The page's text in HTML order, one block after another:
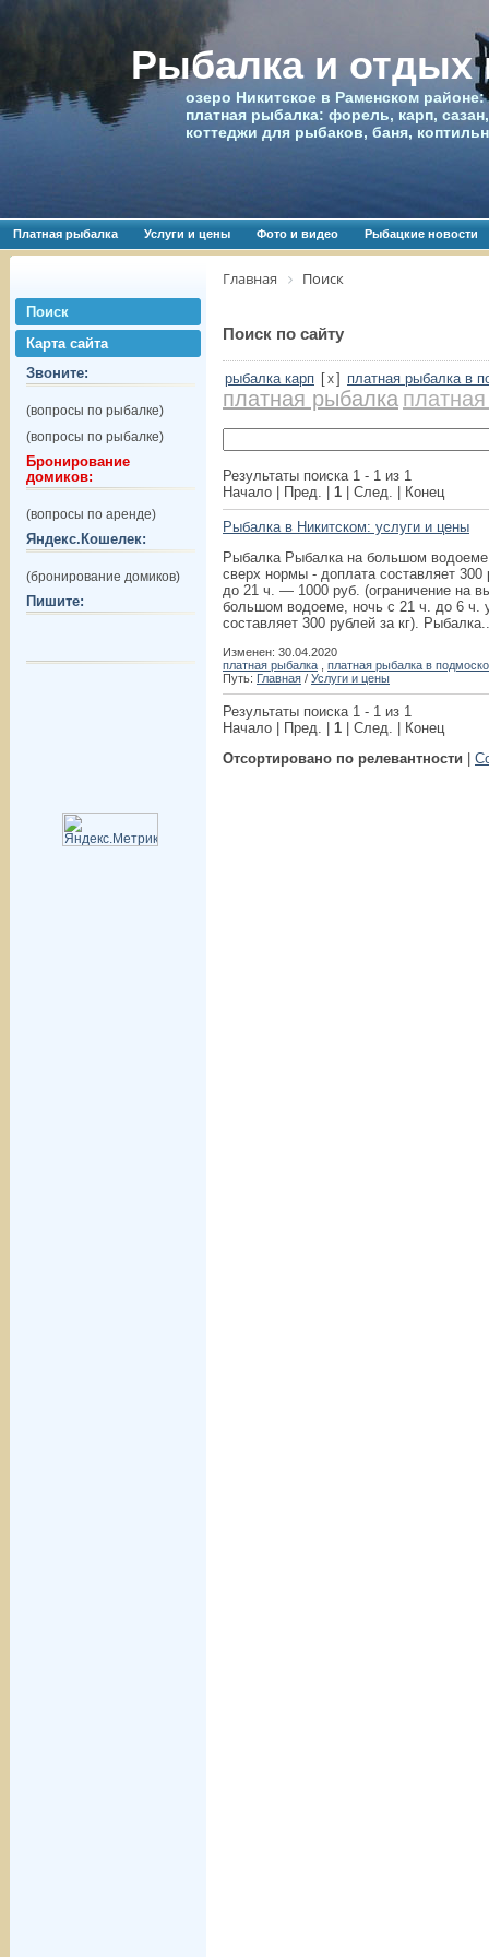
Рыбалка и отдых
озеро Никитское в Раменском
платная рыбалка: форель, карп,
коттеджи для рыбаков, баня,
Платная рыбалка Услуги и цены Фото и видео Рыбацкие новости
Поиск
Карта сайта
Звоните:
(вопросы по рыбалке)
(вопросы по рыбалке)
Бронирование
домиков:
(вопросы по аренде)
Яндекс.Кошелек:
(бронирование домиков)
Пишите:
Главная Поиск
Поиск по сайту
рыбалка карп [x] платная рыбалка в
платная рыбалка
Результаты поиска 1 - 1 из 1
Начало | Пред. | 1 | След. | Конец
Рыбалка в Никитском: услуги и цены
Рыбалка Рыбалка на большом
сверх нормы - доплата составляет
до 21 ч. — 1000 руб. (ограничение на
большом водоеме, ночь с 21 ч. до 6 ч.
составляет 300 рублей за кг).
Изменен: 30.04.2020
платная рыбалка
платная рыбалка в
Путь: Главная / Услуги и цены
Результаты поиска 1 - 1 из 1
Начало | Пред. | 1 | След. | Конец
Отсортировано по релевантности |